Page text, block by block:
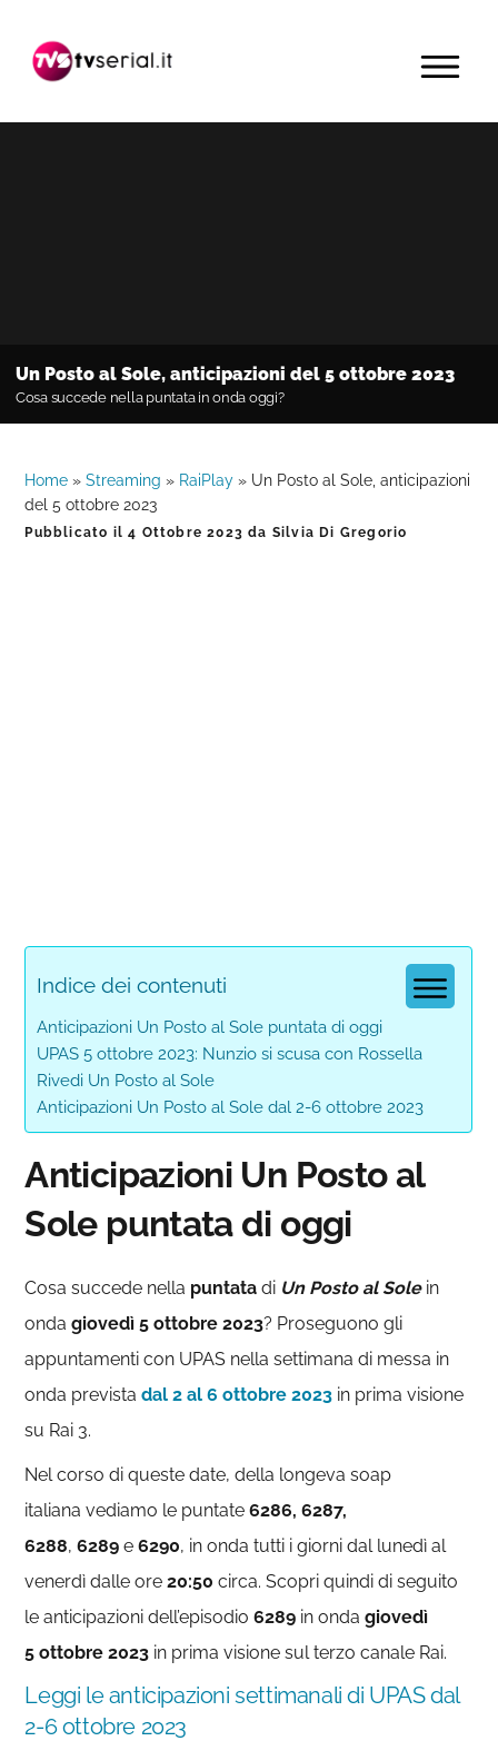
navigazione
contenuto
barra
primaria
MENU
Un Posto al Sole, anticipazioni del 5 ottobre 2023
Cosa succede nella puntata in onda oggi?
Home »Streaming » RaiPlay » Un Posto al Sole, anticipazioni
del 5 ottobre 2023
Pubblicato il4 Ottobre 2023 da Silvia Di Gregorio
Indice dei contenuti
Anticipazioni Un Posto al Sole puntata di oggi
UPAS 5 ottobre 2023: Nunzio si scusa con Rossella
Rivedi Un Posto al Sole
Anticipazioni Un Posto al Sole dal 2-6 ottobre 2023
Anticipazioni Un Posto al
Sole puntata di oggi
Cosa succede nella puntata di Un Posto al Sole in
ondagiovedì 5 ottobre 2023? Proseguono gli
appuntamenti con UPAS nella settimana di messa in
onda previstadal 2 al 6 ottobre 2023 in prima visione
su Rai 3.
Nel corso di queste date, della longeva soap
italiana vediamo le puntate6286, 6287,
6288, 6289e6290, in onda tutti i giorni dal lunedì al
venerdì dalle ore20:50 circa. Scopri quindi di seguito
le anticipazioni dell’episodio6289 in ondagiovedì
5 ottobre 2023 in prima visione sul terzo canale Rai.
Leggi le anticipazioni settimanali di UPAS dal
2-6 ottobre 2023